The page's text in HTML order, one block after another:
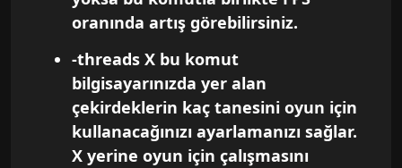
oranında artış görebilirsiniz.
-threads X bu komut
bilgisayarınızda yer alan
çekirdeklerin kaç tanesini oyun için
kullanacağınızı ayarlamanızı sağlar.
X yerine oyun için çalışmasını